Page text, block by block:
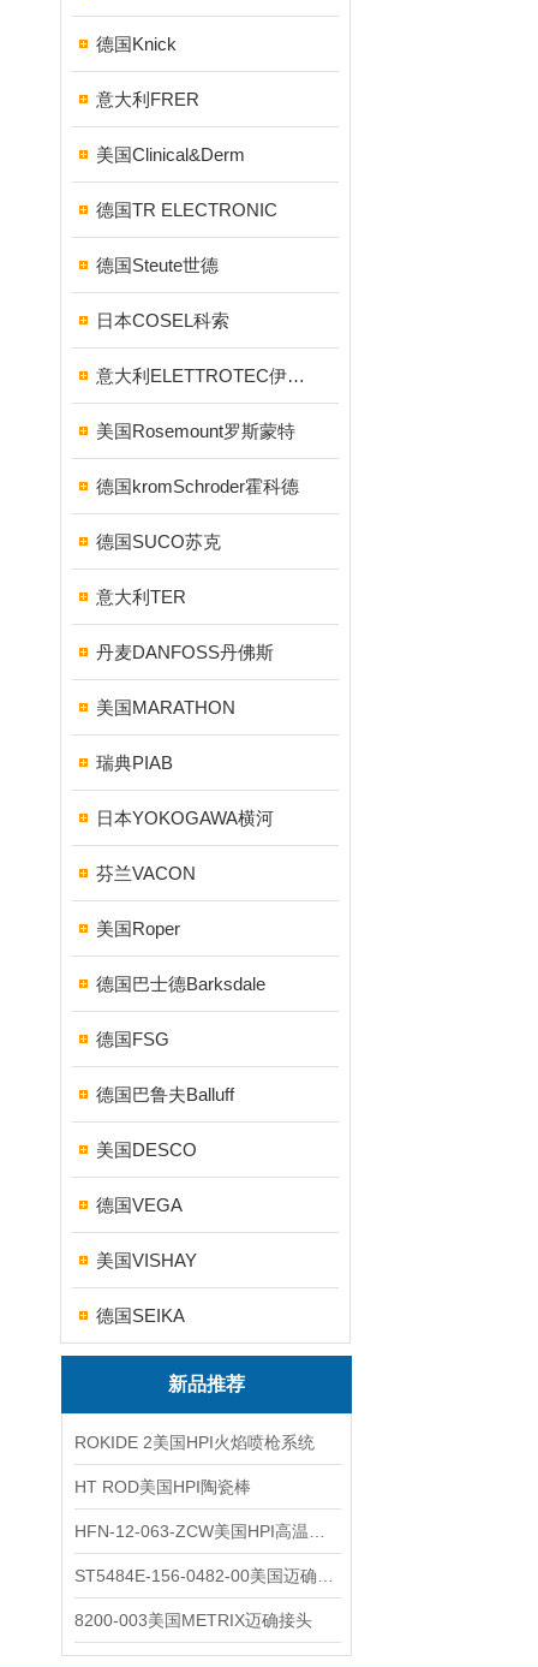
德国Knick
意大利FRER
美国Clinical&Derm
德国TR ELECTRONIC
德国Steute世德
日本COSEL科索
意大利ELETTROTEC伊莱科
美国Rosemount罗斯蒙特
德国kromSchroder霍科德
德国SUCO苏克
意大利TER
丹麦DANFOSS丹佛斯
美国MARATHON
瑞典PIAB
日本YOKOGAWA横河
芬兰VACON
美国Roper
德国巴士德Barksdale
德国FSG
德国巴鲁夫Balluff
美国DESCO
德国VEGA
美国VISHAY
德国SEIKA
新品推荐
ROKIDE 2美国HPI火焰喷枪系统
HT ROD美国HPI陶瓷棒
8200-003美国METRIX迈确接头